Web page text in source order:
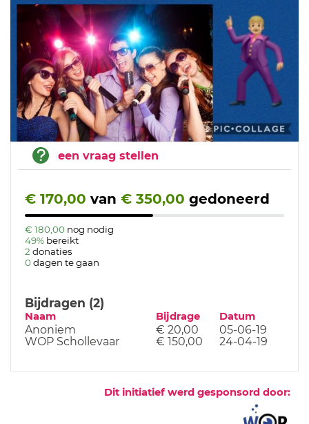
een vraag stellen
€ 170,00 van € 350,00 gedoneerd
€ 180,00 nog nodig
49% bereikt
2 donaties
0 dagen te gaan
Bijdragen (2)
Naam Bijdrage Datum
Anoniem € 20,00
05-06-19
WOP Schollevaar
€ 150,00 24-04-19
Dit initiatief werd gesponsord door: